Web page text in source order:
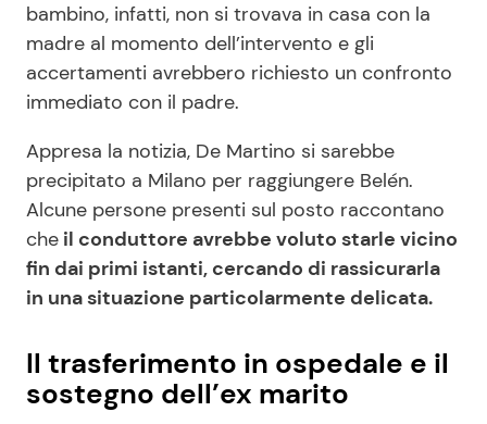
bambino, infatti, non si trovava in casa con la
madre al momento dell’intervento e gli
accertamenti avrebbero richiesto un confronto
immediato con il padre.
Appresa la notizia, De Martino si sarebbe
precipitato a Milano per raggiungere Belén.
Alcune persone presenti sul posto raccontano
che il conduttore avrebbe voluto starle vicino
fin dai primi istanti, cercando di rassicurarla
in una situazione particolarmente delicata.
Il trasferimento in ospedale e il
sostegno dell’ex marito